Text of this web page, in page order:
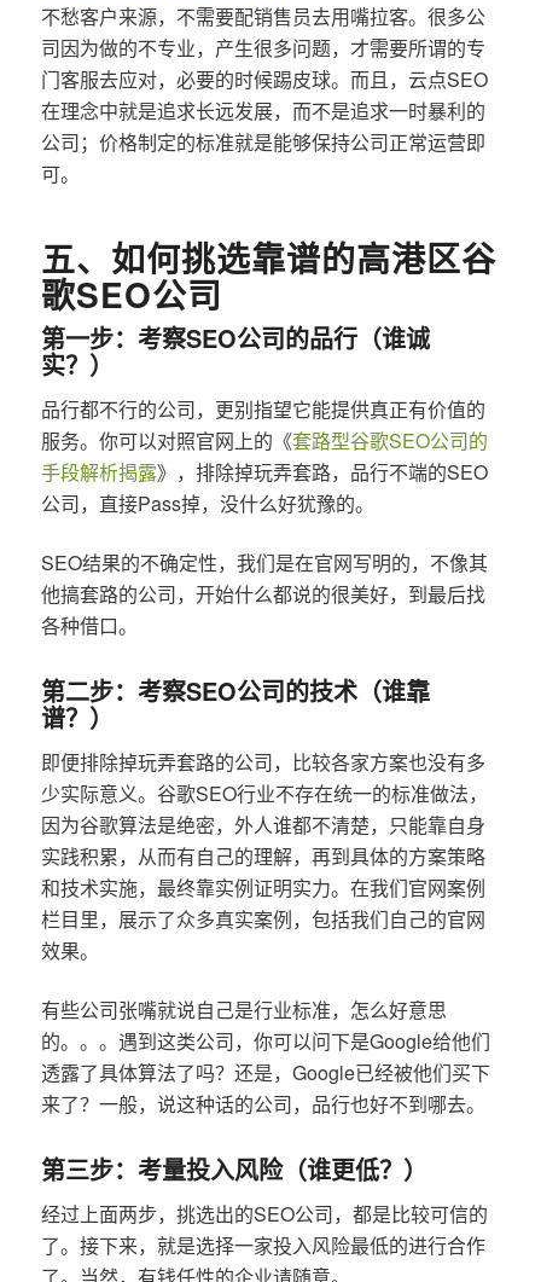
不愁客户来源，不需要配销售员去用嘴拉客。很多公
司因为做的不专业，产生很多问题，才需要所谓的专
门客服去应对，必要的时候踢皮球。而且，云点SEO
在理念中就是追求长远发展，而不是追求一时暴利的
公司；价格制定的标准就是能够保持公司正常运营即
可。
五、如何挑选靠谱的高港区谷
歌SEO公司
第一步：考察SEO公司的品行（谁诚
实？）
品行都不行的公司，更别指望它能提供真正有价值的
服务。你可以对照官网上的《套路型谷歌SEO公司的
手段解析揭露》，排除掉玩弄套路，品行不端的SEO
公司，直接Pass掉，没什么好犹豫的。
SEO结果的不确定性，我们是在官网写明的，不像其
他搞套路的公司，开始什么都说的很美好，到最后找
各种借口。
第二步：考察SEO公司的技术（谁靠
谱？）
即便排除掉玩弄套路的公司，比较各家方案也没有多
少实际意义。谷歌SEO行业不存在统一的标准做法，
因为谷歌算法是绝密，外人谁都不清楚，只能靠自身
实践积累，从而有自己的理解，再到具体的方案策略
和技术实施，最终靠实例证明实力。在我们官网案例
栏目里，展示了众多真实案例，包括我们自己的官网
效果。
有些公司张嘴就说自己是行业标准，怎么好意思
的。。。遇到这类公司，你可以问下是Google给他们
透露了具体算法了吗？还是，Google已经被他们买下
来了？一般，说这种话的公司，品行也好不到哪去。
第三步：考量投入风险（谁更低？）
经过上面两步，挑选出的SEO公司，都是比较可信的
了。接下来，就是选择一家投入风险最低的进行合作